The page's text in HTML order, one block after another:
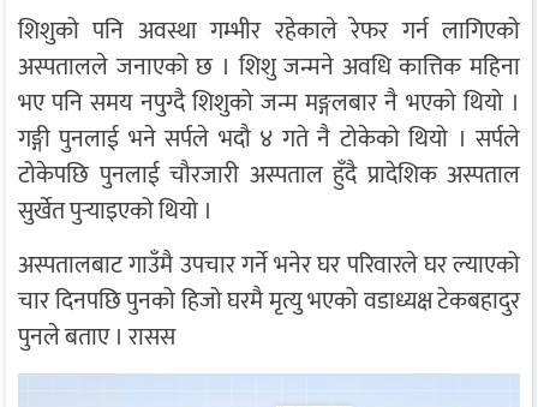
शिशुको पनि अवस्था गम्भीर रहेकाले रेफर गर्न लागिएको
अस्पतालले जनाएको छ । शिशु जन्मने अवधि कात्तिक महिना
भए पनि समय नपुग्दै शिशुको जन्म मङ्गलबार नै भएको थियो ।
गङ्गी पुनलाई भने सर्पले भदौ ४ गते नै टोकेको थियो । सर्पले
टोकेपछि पुनलाई चौरजारी अस्पताल हुँदै प्रादेशिक अस्पताल
सुर्खेत पुर्‍याइएको थियो ।
अस्पतालबाट गाउँमै उपचार गर्ने भनेर घर परिवारले घर ल्याएको
चार दिनपछि पुनको हिजो घरमै मृत्यु भएको वडाध्यक्ष टेकबहादुर
पुनले बताए । रासस